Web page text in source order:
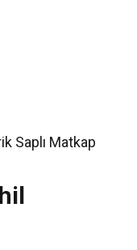
Saplı Matkap